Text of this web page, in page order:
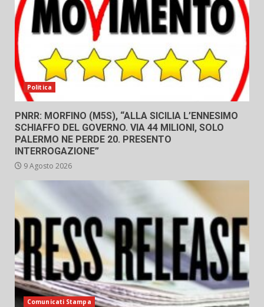
Politica
PNRR: MORFINO (M5S), “ALLA SICILIA L’ENNESIMO
SCHIAFFO DEL GOVERNO. VIA 44 MILIONI, SOLO
PALERMO NE PERDE 20. PRESENTO
INTERROGAZIONE”
9 Agosto 2026
Comunicati Stampa